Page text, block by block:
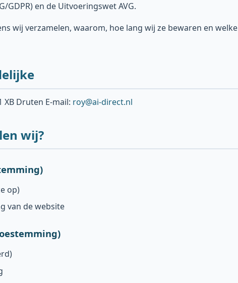
GDPR) en de Uitvoeringswet AVG.
wij verzamelen, waarom, hoe lang wij ze bewaren en welke
Druten E-mail: roy@ai-direct.nl
wij?
op)
van de website